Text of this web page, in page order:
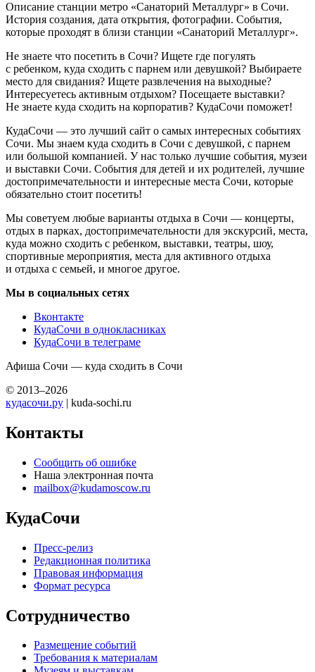
Описание станции метро «Санаторий Металлург» в Сочи.
История создания, дата открытия, фотографии. События,
которые проходят в близи станции «Санаторий Металлург».
Не знаете что посетить в Сочи? Ищете где погулять
с ребенком, куда сходить с парнем или девушкой? Выбираете
место для свидания? Ищете развлечения на выходные?
Интересуетесь активным отдыхом? Посещаете выставки?
Не знаете куда сходить на корпоратив? КудаСочи поможет!
КудаСочи — это лучший сайт о самых интересных событиях
Сочи. Мы знаем куда сходить в Сочи с девушкой, с парнем
или большой компанией. У нас только лучшие события, музеи
и выставки Сочи. События для детей и их родителей, лучшие
достопримечательности и интересные места Сочи, которые
обязательно стоит посетить!
Мы советуем любые варианты отдыха в Сочи — концерты,
отдых в парках, достопримечательности для экскурсий, места,
куда можно сходить с ребенком, выставки, театры, шоу,
спортивные мероприятия, места для активного отдыха
и отдыха с семьей, и многое другое.
Мы в социальных сетях
Вконтакте
КудаСочи в однокласниках
КудаСочи в телеграме
Афиша Сочи — куда сходить в Сочи
© 2013–2026
кудасочи.ру | kuda-sochi.ru
Контакты
Сообщить об ошибке
Наша электронная почта
mailbox@kudamoscow.ru
КудаСочи
Пресс-релиз
Редакционная политика
Правовая информация
Формат ресурса
Сотрудничество
Размещение событий
Требования к материалам